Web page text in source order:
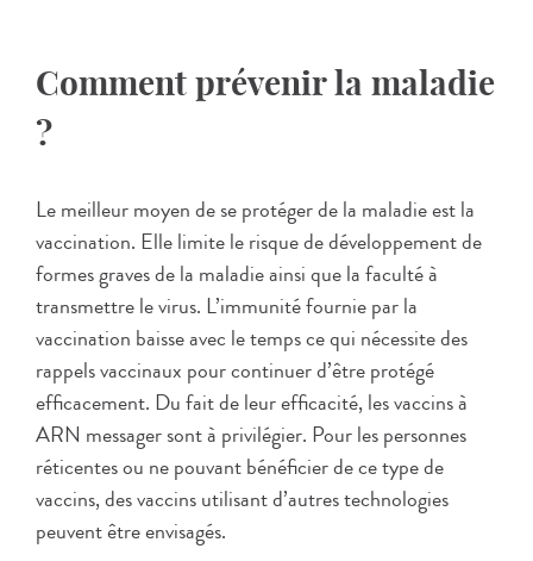
Comment prévenir la maladie
?
Le meilleur moyen de se protéger de la maladie est la
vaccination. Elle limite le risque de développement de
formes graves de la maladie ainsi que la faculté à
transmettre le virus. L’immunité fournie par la
vaccination baisse avec le temps ce qui nécessite des
rappels vaccinaux pour continuer d’être protégé
efficacement. Du fait de leur efficacité, les vaccins à
ARN messager sont à privilégier. Pour les personnes
réticentes ou ne pouvant bénéficier de ce type de
vaccins, des vaccins utilisant d’autres technologies
peuvent être envisagés.